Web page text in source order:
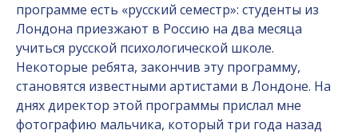
программе есть «русский семестр»: студенты из
Лондона приезжают в Россию на два месяца
учиться русской психологической школе.
Некоторые ребята, закончив эту программу,
становятся известными артистами в Лондоне. На
днях директор этой программы прислал мне
фотографию мальчика, который три года назад